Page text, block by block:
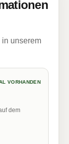
in unserem
VORHANDEN
dem